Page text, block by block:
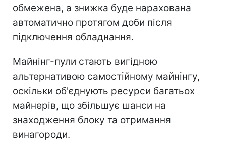
обмежена, а знижка буде нарахована
автоматично протягом доби після
підключення обладнання.
Майнінг-пули стають вигідною
альтернативою самостійному майнінгу,
оскільки об'єднують ресурси багатьох
майнерів, що збільшує шанси на
знаходження блоку та отримання
винагороди.